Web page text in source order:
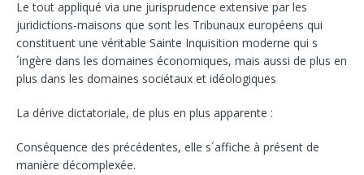
Le tout appliqué via une jurisprudence extensive par les
juridictions-maisons que sont les Tribunaux européens qui
constituent une véritable Sainte Inquisition moderne qui s
´ingère dans les domaines économiques, mais aussi de plus en
plus dans les domaines sociétaux et idéologiques
La dérive dictatoriale, de plus en plus apparente :
Conséquence des précédentes, elle s´affiche à présent de
manière décomplexée.